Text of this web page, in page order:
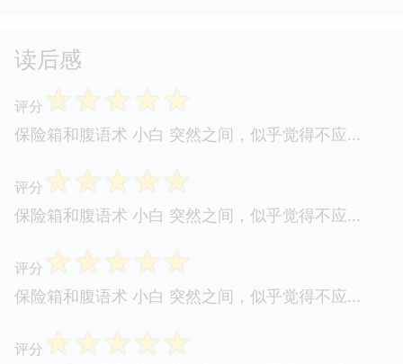
读后感
评分 ☆☆☆☆☆
保险箱和腹语术 小白 突然之间，似乎觉得不应...
评分 ☆☆☆☆☆
保险箱和腹语术 小白 突然之间，似乎觉得不应...
评分 ☆☆☆☆☆
保险箱和腹语术 小白 突然之间，似乎觉得不应...
评分 ☆☆☆☆☆